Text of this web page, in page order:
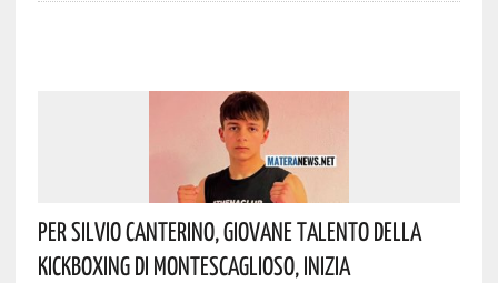
Per Silvio Canterino, Giovane Talento Della
Kickboxing Di Montescaglioso, Inizia